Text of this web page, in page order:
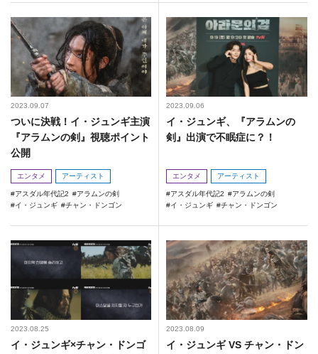
2023.09.07
ついに決戦！イ・ジュンギ主演
『アラムンの剣』視聴ポイント
公開
エンタメ アーティスト
アスダル年代記2
アラムンの剣
イ・ジュンギ
チャン・ドンゴン
2023.09.06
イ・ジュンギ、『アラムンの
剣』出演で不眠症に？！
エンタメ アーティスト
アスダル年代記2
アラムンの剣
イ・ジュンギ
チャン・ドンゴン
2023.08.25
イ・ジュンギ×チャン・ドンゴ
2023.08.09
イ・ジュンギ VS チャン・ドン